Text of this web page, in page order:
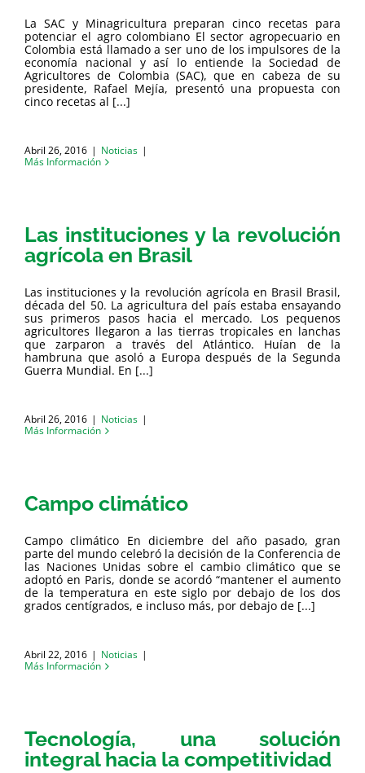
La SAC y Minagricultura preparan cinco recetas para
potenciar el agro colombiano El sector agropecuario en
Colombia está llamado a ser uno de los impulsores de la
economía nacional y así lo entiende la Sociedad de
Agricultores de Colombia (SAC), que en cabeza de su
presidente, Rafael Mejía, presentó una propuesta con
cinco recetas al [...]
Abril 26, 2016 | Noticias |
Más Información
Las instituciones y la revolución
agrícola en Brasil
Las instituciones y la revolución agrícola en Brasil Brasil,
década del 50. La agricultura del país estaba ensayando
sus primeros pasos hacia el mercado. Los pequenos
agricultores llegaron a las tierras tropicales en lanchas
que zarparon a través del Atlántico. Huían de la
hambruna que asoló a Europa después de la Segunda
Guerra Mundial. En [...]
Abril 26, 2016 | Noticias |
Más Información
Campo climático
Campo climático En diciembre del año pasado, gran
parte del mundo celebró la decisión de la Conferencia de
las Naciones Unidas sobre el cambio climático que se
adoptó en Paris, donde se acordó “mantener el aumento
de la temperatura en este siglo por debajo de los dos
grados centígrados, e incluso más, por debajo de [...]
Abril 22, 2016 | Noticias |
Más Información
Tecnología, una solución
integral hacia la competitividad